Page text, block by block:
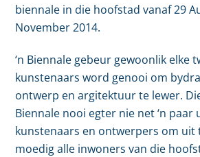
biennale in die hoofstad vanaf 29
November 2014.
‘n Biennale gebeur gewoonlik elke
kunstenaars word genooi om
ontwerp en argitektuur te lewer.
Biennale nooi egter nie net ‘n paar
kunstenaars en ontwerpers om uit
moedig alle inwoners van die